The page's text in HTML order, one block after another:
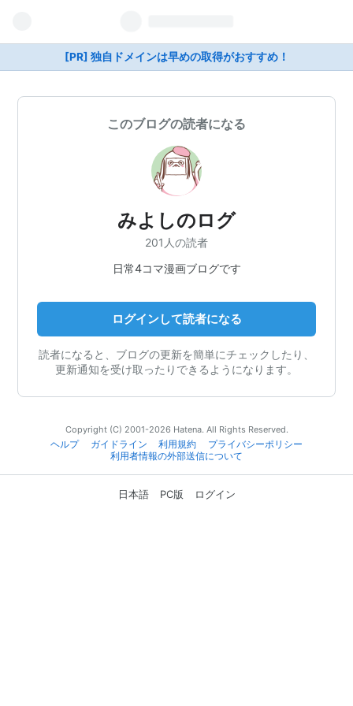
[PR] 独自ドメインは早めの取得がおすすめ！
このブログの読者になる
みよしのログ
201人の読者
日常4コマ漫画ブログです
ログインして読者になる
読者になると、ブログの更新を簡単にチェックしたり、
更新通知を受け取ったりできるようになります。
Copyright (C) 2001-2026 Hatena. All Rights Reserved.
ヘルプ
ガイドライン 利用規約
プライバシーポリシー
利用者情報の外部送信について
日本語 PC版 ログイン